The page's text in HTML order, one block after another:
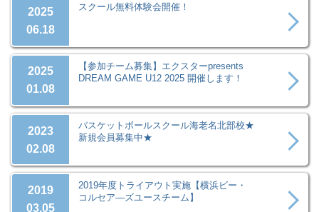
2025
06.18
スクール無料体験会開催！
2025
01.08
【参加チーム募集】エクスターpresents
DREAM GAME U12 2025 開催します！
2023
02.08
バスケットボールスクール海老名北部校★
新規会員募集中★
2019
03.05
2019年度トライアウト実施【横浜ビー・
コルセア―ズユースチーム】